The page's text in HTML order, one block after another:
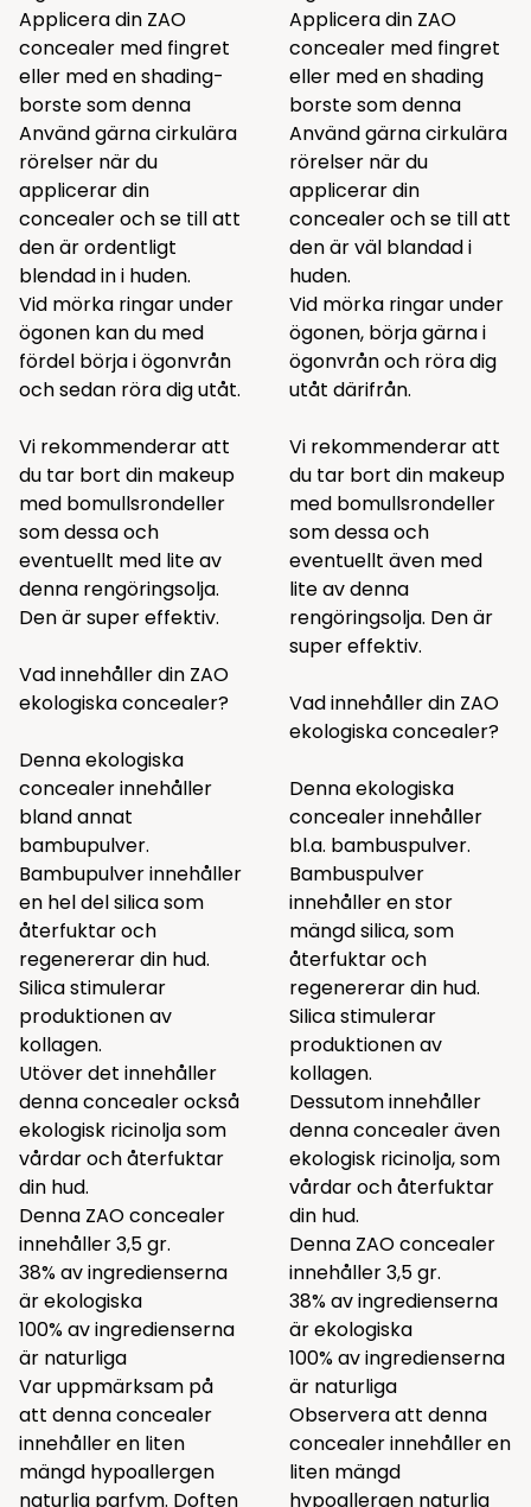
Applicera din ZAO
concealer med fingret
eller med en shading-
borste somdenna
Använd gärna cirkulära
rörelser när du
applicerar din
concealer och se till att
den är ordentligt
blendad in i huden.
Vid mörka ringar under
ögonen kan du med
fördel börja i ögonvrån
och sedan röra dig utåt.
Vi rekommenderar att
du tar bort din makeup
med bomullsrondeller
somdessaoch
eventuellt med lite av
denna rengöringsolja.
Den är super effektiv.
Vad innehåller din ZAO
ekologiska concealer?
Denna ekologiska
concealer innehåller
bland annat
bambupulver.
Bambupulver innehåller
en hel del silica som
återfuktar och
regenererar din hud.
Silica stimulerar
produktionen av
kollagen.
Utöver det innehåller
denna concealer också
ekologisk ricinolja som
vårdar och återfuktar
din hud.
Denna ZAO concealer
innehåller 3,5 gr.
38% av ingredienserna
är ekologiska
100% av ingredienserna
är naturliga
Var uppmärksam på
att denna concealer
innehåller en liten
mängd hypoallergen
naturlig parfym. Doften
Applicera din ZAO
concealer med fingret
eller med en shading
borste somdenna
Använd gärna cirkulära
rörelser när du
applicerar din
concealer och se till att
den är väl blandad i
huden.
Vid mörka ringar under
ögonen, börja gärna i
ögonvrån och röra dig
utåt därifrån.
Vi rekommenderar att
du tar bort din makeup
med bomullsrondeller
somdessaoch
eventuellt även med
lite avdenna
rengöringsolja. Den är
super effektiv.
Vad innehåller din ZAO
ekologiska concealer?
Denna ekologiska
concealer innehåller
bl.a. bambuspulver.
Bambuspulver
innehåller en stor
mängd silica, som
återfuktar och
regenererar din hud.
Silica stimulerar
produktionen av
kollagen.
Dessutom innehåller
denna concealer även
ekologisk ricinolja, som
vårdar och återfuktar
din hud.
Denna ZAO concealer
innehåller 3,5 gr.
38% av ingredienserna
är ekologiska
100% av ingredienserna
är naturliga
Observera att denna
concealer innehåller en
liten mängd
hypoallergen naturlig